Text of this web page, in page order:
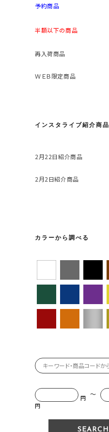
予約商品
半額以下の商品
再入荷商品
ＷＥＢ限定商品
インスタライブ紹介商品
2月22日紹介商品
2月2日紹介商品
カラーから調べる
円 ～
円